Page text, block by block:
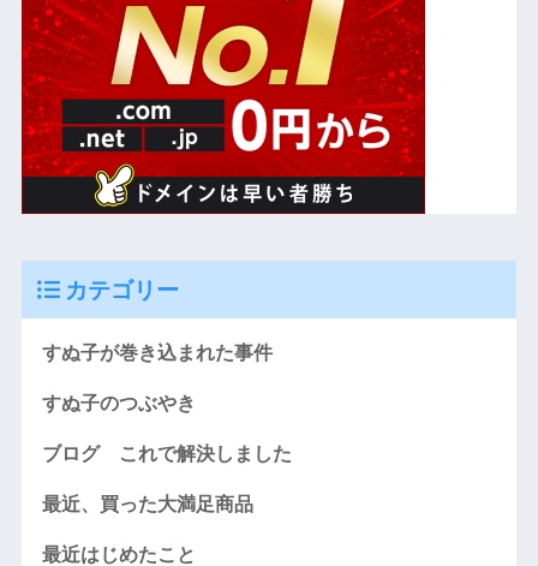
カテゴリー
すぬ子が巻き込まれた事件
すぬ子のつぶやき
ブログ これで解決しました
最近、買った大満足商品
最近はじめたこと